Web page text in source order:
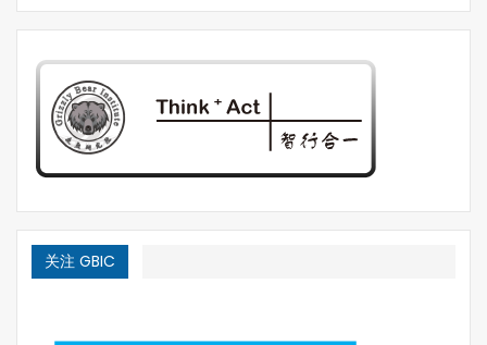
工智能项目所需的全部高级功能。同时，JAVA还建立了一
个完善丰富的生态社区，便于技术人员随时随地查询和解决
遇到的问题。
4）Python （最推荐初学者使用的 AI 编程语言）
Python凭借简单易学的语言逻辑和大量功能强大的开源免
速上手。Python也被称为“胶水语言”，可以方便地与其他常
见的AI算法和数据结构实现无缝衔接，提供科学计算能力的
关注 GBIC